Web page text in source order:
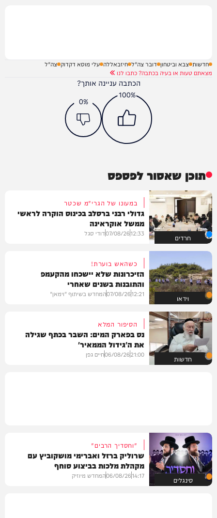
חדשות צבא וביטחון דובר צה"ל חיזבאללה עלי מוסא דקדוק צה"ל
מצאתם טעות או בעיה בכתבה? כתבו לנו
הכתבה עניינה אותך?
100%
0%
תוכן שאסור לפספס
חרדים
במעונו של הגרי"מ שכטר
גדולי רבני ברסלב בכינוס הוקרה לראשי
ממשל אוקראינה
12:33
07/08/26דודי סגל
וידאו
כשהאש בוערת!
הזיכרונות שלא יישכחו מהקעמפ
והתובנות בשנים שאחרי
12:21
07/08/26המחדש בשיתוף "וימאן"
חדשות
הסיפור המלא
נס בפארק המים: השבר בכתף שגילה
את ה'גידול הממאיר'
21:00
06/08/26חיים גפן
סינגלים
"וחסדיך הרבים"
שרוליק ברזל ואברימי מושקוביץ עם
מקהלת מלכות בביצוע סוחף
14:17
06/08/26המחדש מיוזיק